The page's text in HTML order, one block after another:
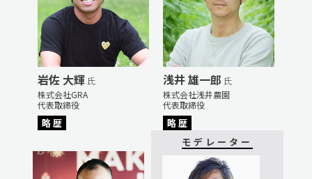
岩佐 大輝 氏
株式会社GRA
代表取締役
略 歴
浅井 雄一郎 氏
株式会社浅井農園
代表取締役
略 歴
モデレーター